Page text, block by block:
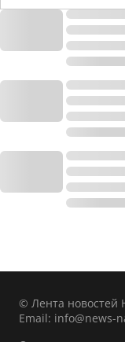
© Лента новостей
Email: info@news-